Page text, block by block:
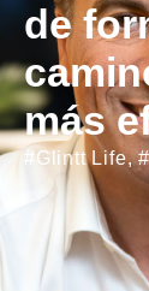
de
más
#Glintt Life,